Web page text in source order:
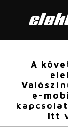
A
e-
itt